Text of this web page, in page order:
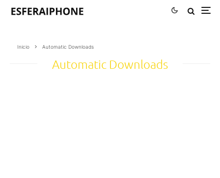
Inicio Automatic Downloads
Automatic Downloads